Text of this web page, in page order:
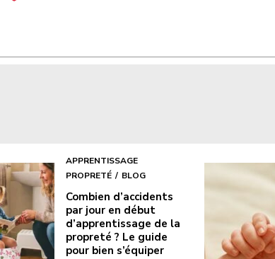
APPRENTISSAGE
PROPRETÉ
BLOG
Combien d’accidents
par jour en début
d’apprentissage de la
propreté ? Le guide
pour bien s’équiper